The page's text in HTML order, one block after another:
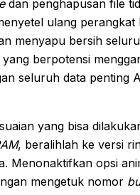
dan penghapusan file
ulang perangkat
menyapu bersih
berpotensi
seluruh data penting
yang bisa
, beralihlah ke versi
Menonaktifkan opsi
mengetuk nomor